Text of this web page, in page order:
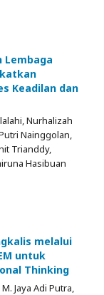
Lembaga
Keadilan dan
Nurhalizah
Nainggolan,
Trianddy,
Hasibuan
melalui
untuk
Thinking
Jaya Adi Putra,